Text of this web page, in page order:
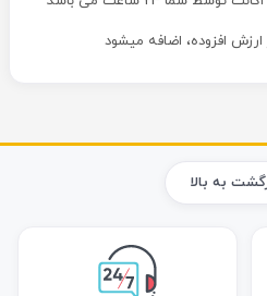
به بالا